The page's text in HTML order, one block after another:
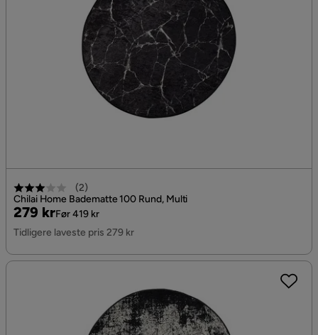
(2)
Chilai Home Badematte 100 Rund, Multi
Pris
279 kr
Original
Pris
Før 419 kr
Tidligere laveste pris 279 kr